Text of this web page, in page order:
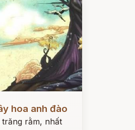
hoa anh đào
rằm, nhất